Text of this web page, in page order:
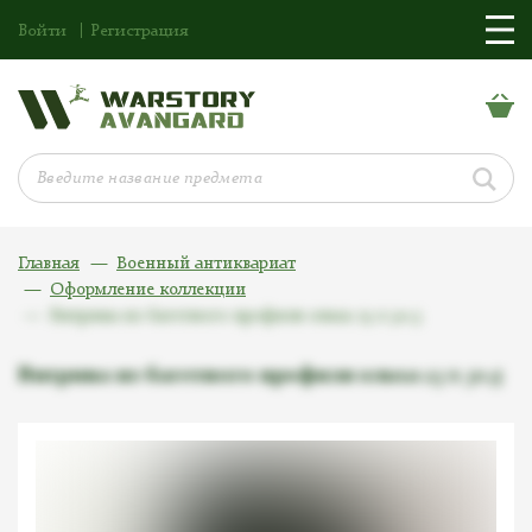
Войти Регистрация
Главная
Военный антиквариат
Оформление коллекции
Витрина из багетного профиля ольха 23 х 30,5